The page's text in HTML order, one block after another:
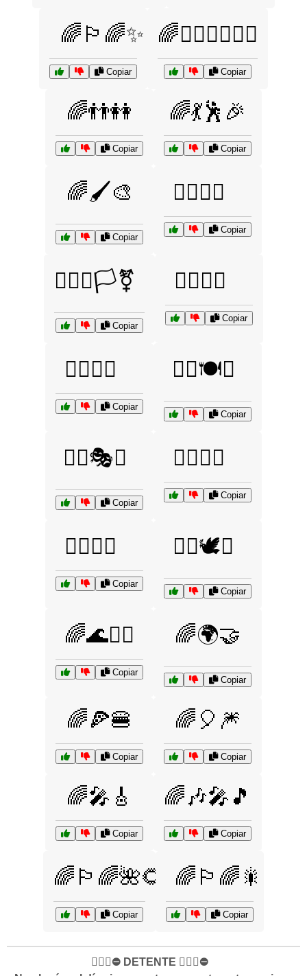
🌈🏳️‍🌈✨
Copiar
🌈👩‍❤️‍👩👨‍❤️‍👨
Copiar
🌈👬👭
Copiar
🌈💃🕺🎉
Copiar
🌈🖌️🎨
Copiar
🏳️‍🌈🌈🎠
Copiar
🏳️‍🌈🌈🏳️‍⚧️
Copiar
🏳️‍🌈🌈🚀
Copiar
🏳️‍🌈🍹🌴
Copiar
🏳️‍🌈🍽️🍷
Copiar
🏳️‍🌈🎭🌈
Copiar
🏳️‍🌈👑🌈
Copiar
🏳️‍🌈💌🌈
Copiar
🏳️‍🌈🕊️🌈
Copiar
🌈🌊🏄‍♂️
Copiar
🌈🌍🤝
Copiar
🌈🍕🍔
Copiar
🌈🎈🎆
Copiar
🌈🎤🎸
Copiar
🌈🎶🎤🎵
Copiar
🌈🏳️‍🌈🌺🌻
Copiar
🌈🏳️‍🌈🎇
Copiar
✋🏻🛑⛔️ DETENTE ✋🏻🛑⛔️